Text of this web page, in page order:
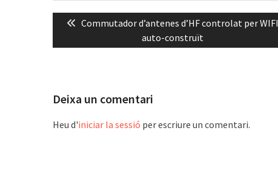
Navegació
d'entrades
Previous
Commutador d’antenes d’HF controlat per WIFI
auto-construït
Deixa un comentari
Heu d'iniciar la sessió per escriure un comentari.